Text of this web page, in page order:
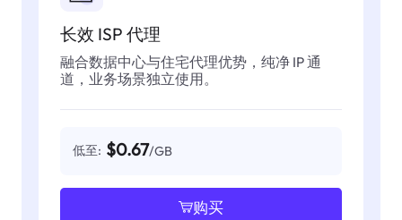
长效 ISP 代理
融合数据中心与住宅代理优势，纯净 IP 通
道，业务场景独立使用。
低至: $0.67/GB
购买